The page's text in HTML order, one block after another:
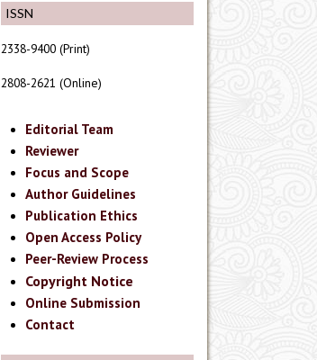
ISSN
2338-9400 (Print)
2808-2621 (Online)
Editorial Team
Reviewer
Focus and Scope
Author Guidelines
Publication Ethics
Open Access Policy
Peer-Review Process
Copyright Notice
Online Submission
Contact